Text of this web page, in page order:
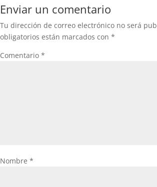
Enviar un comentario
Tu dirección de correo electrónico no será
obligatorios están marcados con *
Comentario *
Nombre *